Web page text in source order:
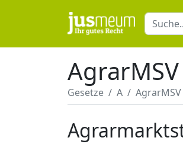
AgrarMSV
Gesetze A AgrarMSV